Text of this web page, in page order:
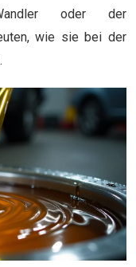
oder der
wie sie bei der